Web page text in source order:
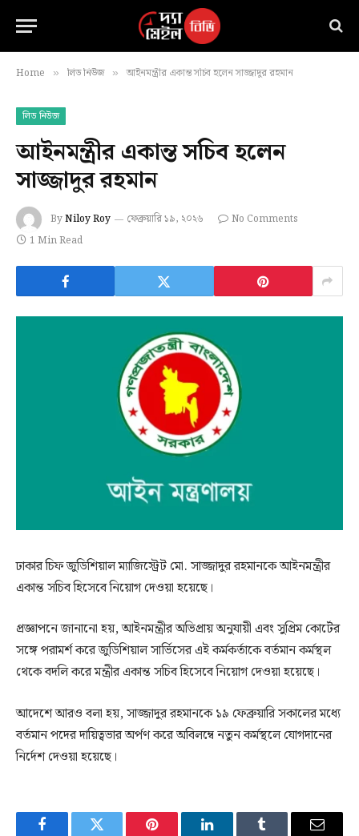
Home » লিড নিউজ » আইনমন্ত্রীর একান্ত সচিব হলেন সাজ্জাদুর রহমান
লিড নিউজ
আইনমন্ত্রীর একান্ত সচিব হলেন
সাজ্জাদুর রহমান
ByNiloy Roy ফেব্রুয়ারি ১৯, ২০২৬
No Comments
1 Min Read
ঢাকার চিফ জুডিশিয়াল ম্যাজিস্ট্রেট মো. সাজ্জাদুর রহমানকে আইনমন্ত্রীর
একান্ত সচিব হিসেবে নিয়োগ দেওয়া হয়েছে।
প্রজ্ঞাপনে জানানো হয়, আইনমন্ত্রীর অভিপ্রায় অনুযায়ী এবং সুপ্রিম কোর্টের
সঙ্গে পরামর্শ করে জুডিশিয়াল সার্ভিসের এই কর্মকর্তাকে বর্তমান কর্মস্থল
থেকে বদলি করে মন্ত্রীর একান্ত সচিব হিসেবে নিয়োগ দেওয়া হয়েছে।
আদেশে আরও বলা হয়, সাজ্জাদুর রহমানকে ১৯ ফেব্রুয়ারি সকালের মধ্যে
বর্তমান পদের দায়িত্বভার অর্পণ করে অবিলম্বে নতুন কর্মস্থলে যোগদানের
নির্দেশ দেওয়া হয়েছে।